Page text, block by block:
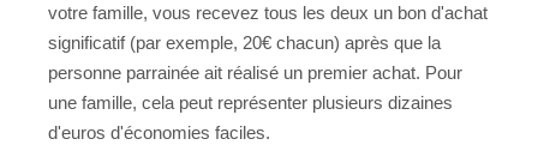
votre famille, vous recevez tous les deux un bon d'achat
significatif (par exemple, 20€ chacun) après que la
personne parrainée ait réalisé un premier achat. Pour
une famille, cela peut représenter plusieurs dizaines
d'euros d'économies faciles.